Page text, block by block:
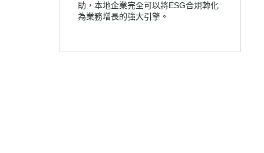
助，本地企業完全可以將ESG合規轉化
為業務增長的強大引擎。